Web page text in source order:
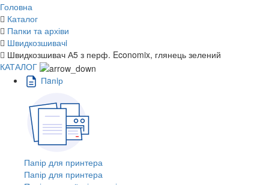
Головна
Каталог
Папки та архіви
Швидкозшивачi
Швидкозшивач А5 з перф. Economix, глянець зелений
КАТАЛОГ
Пaпiр
Папір для принтера
Папір для принтера